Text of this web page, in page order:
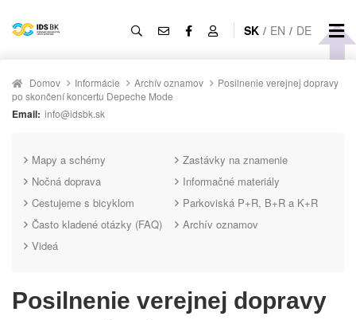
SK / EN / DE
Domov Informácie Archív oznamov
Posilnenie verejnej dopravy
po skončení koncertu Depeche Mode
Email: info@idsbk.sk
Mapy a schémy
Zastávky na znamenie
Nočná doprava
Informačné materiály
Cestujeme s bicyklom
Parkoviská P+R, B+R a K+R
Často kladené otázky (FAQ)
Archív oznamov
Videá
Posilnenie verejnej dopravy